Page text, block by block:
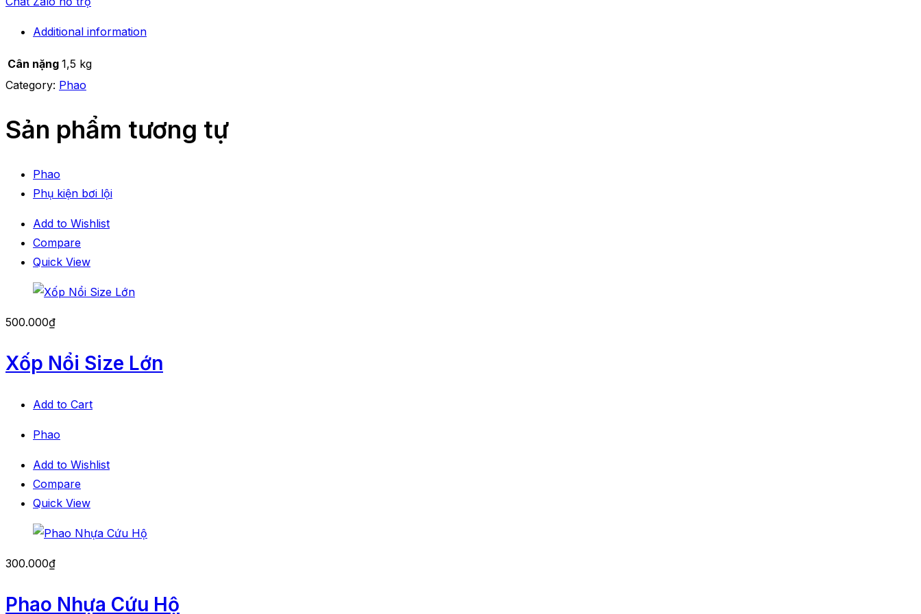
Additional information
Cân nặng 1,5 kg
Category: Phao
Sản phẩm tương tự
Phao
Phụ kiện bơi lội
Add to Wishlist
Compare
Quick View
500.000₫
Xốp Nổi Size Lớn
Add to Cart
Phao
Add to Wishlist
Compare
Quick View
300.000₫
Phao Nhựa Cứu Hộ